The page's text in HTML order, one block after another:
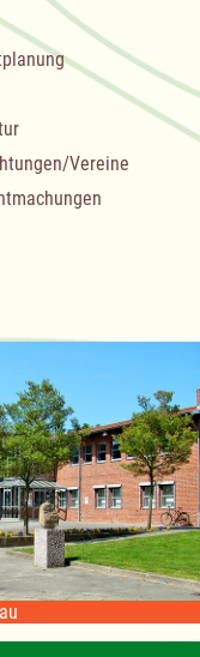
Vereine